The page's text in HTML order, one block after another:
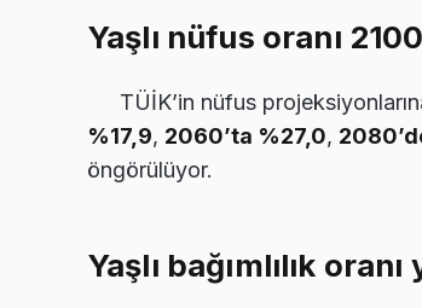
Yaşlı nüfus oranı
TÜİK’in nüfus
%17,9, 2060’ta %27,0,
öngörülüyor.
Yaşlı bağımlılık